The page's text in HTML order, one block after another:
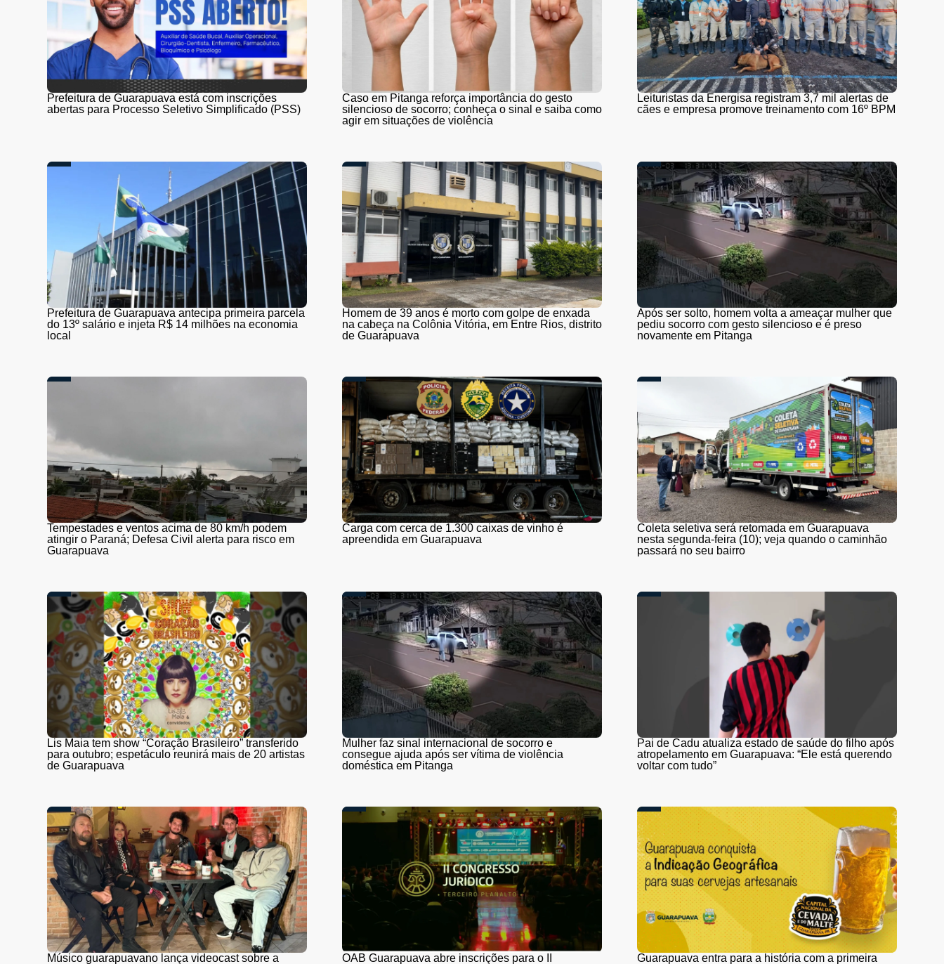
Prefeitura de Guarapuava está com inscrições
abertas para Processo Seletivo Simplificado (PSS)
Caso em Pitanga reforça importância do gesto
silencioso de socorro; conheça o sinal e saiba como
agir em situações de violência
Leituristas da Energisa registram 3,7 mil alertas de
cães e empresa promove treinamento com 16º BPM
Prefeitura de Guarapuava antecipa primeira parcela
do 13º salário e injeta R$ 14 milhões na economia
local
Homem de 39 anos é morto com golpe de enxada
na cabeça na Colônia Vitória, em Entre Rios, distrito
de Guarapuava
Após ser solto, homem volta a ameaçar mulher que
pediu socorro com gesto silencioso e é preso
novamente em Pitanga
Tempestades e ventos acima de 80 km/h podem
atingir o Paraná; Defesa Civil alerta para risco em
Guarapuava
Carga com cerca de 1.300 caixas de vinho é
apreendida em Guarapuava
Coleta seletiva será retomada em Guarapuava
nesta segunda-feira (10); veja quando o caminhão
passará no seu bairro
Lis Maia tem show “Coração Brasileiro” transferido
para outubro; espetáculo reunirá mais de 20 artistas
de Guarapuava
Mulher faz sinal internacional de socorro e
consegue ajuda após ser vítima de violência
doméstica em Pitanga
Pai de Cadu atualiza estado de saúde do filho após
atropelamento em Guarapuava: “Ele está querendo
voltar com tudo”
Músico guarapuavano lança videocast sobre a
OAB Guarapuava abre inscrições para o II
Guarapuava entra para a história com a primeira